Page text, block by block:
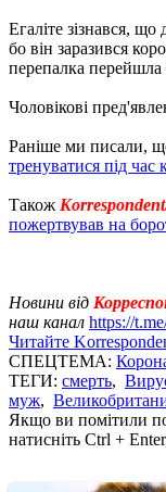
Егаліте зізнався,
бо він заразився
перепалка перейшла
Чоловікові
Раніше ми писали,
тренуватися під час
Також
пожертвував на
Новини від
наш канал https://
Читайте
СПЕЦТЕМА:
ТЕГИ: смерть,
муж,
Якщо ви помітили
натисніть Ctrl +